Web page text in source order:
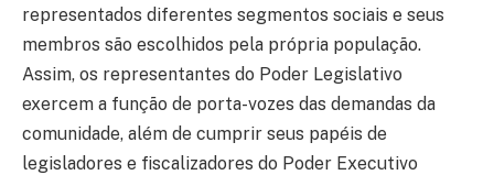
representados diferentes segmentos sociais e seus
membros são escolhidos pela própria população.
Assim, os representantes do Poder Legislativo
exercem a função de porta-vozes das demandas da
comunidade, além de cumprir seus papéis de
legisladores e fiscalizadores do Poder Executivo